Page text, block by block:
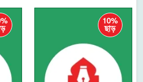
10%
ছাড়